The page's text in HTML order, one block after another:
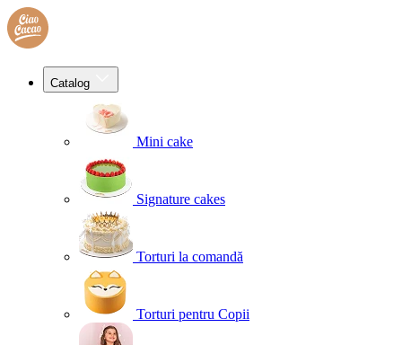
Catalog
Mini cake
Signature cakes
Torturi la comandă
Torturi pentru Copii